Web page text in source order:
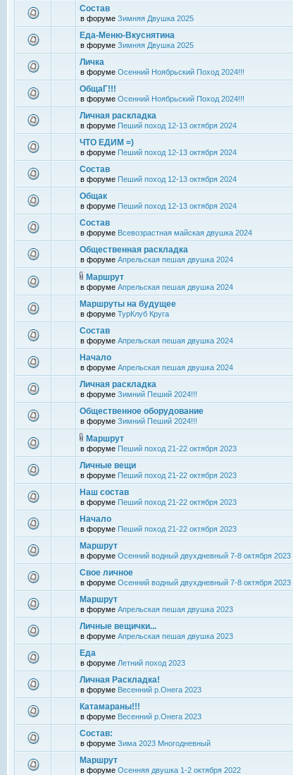
Состав
в форуме Зимняя Двушка 2025
Еда-Меню-Вкуснятина
в форуме Зимняя Двушка 2025
Личка
в форуме Осенний Ноябрьский Поход 2024!!!
ОбщаГ!!!
в форуме Осенний Ноябрьский Поход 2024!!!
Личная раскладка
в форуме Пеший поход 12-13 октября 2024
ЧТО ЕДИМ =)
в форуме Пеший поход 12-13 октября 2024
Состав
в форуме Пеший поход 12-13 октября 2024
Общак
в форуме Пеший поход 12-13 октября 2024
Состав
в форуме Всевозрастная майская двушка 2024
Общественная раскладка
в форуме Апрельская пешая двушка 2024
Маршрут
в форуме Апрельская пешая двушка 2024
Маршруты на будущее
в форуме ТурКлуб Круга
Состав
в форуме Апрельская пешая двушка 2024
Начало
в форуме Апрельская пешая двушка 2024
Личная раскладка
в форуме Зимний Пеший 2024!!!
Общественное оборудование
в форуме Зимний Пеший 2024!!!
Маршрут
в форуме Пеший поход 21-22 октября 2023
Личные вещи
в форуме Пеший поход 21-22 октября 2023
Наш состав
в форуме Пеший поход 21-22 октября 2023
Начало
в форуме Пеший поход 21-22 октября 2023
Маршрут
в форуме Осенний водный двухдневный 7-8 октября 2023
Свое личное
в форуме Осенний водный двухдневный 7-8 октября 2023
Маршрут
в форуме Апрельская пешая двушка 2023
Личные вещички...
в форуме Апрельская пешая двушка 2023
Еда
в форуме Летний поход 2023
Личная Раскладка!
в форуме Весенний р.Онега 2023
Катамараны!!!
в форуме Весенний р.Онега 2023
Состав:
в форуме Зима 2023 Многодневный
Маршрут
в форуме Осенняя двушка 1-2 октября 2022